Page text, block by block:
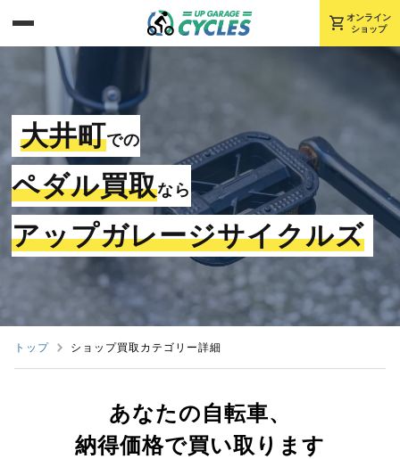
shopping_cart オンライン
ショップ
大井町での
ペダル買取なら
アップガレージサイクルズ
トップ ショップ買取カテゴリー詳細
あなたの自転車、
納得価格で買い取ります